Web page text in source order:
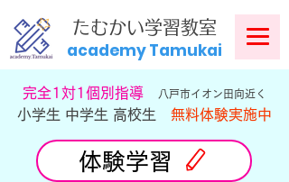
​たむかい学習教室
academy Tamukai
​完全1対1個別指導 八戸市イオン田向近く
小学生 中学生 高校生 無料体験実施中
体験学習